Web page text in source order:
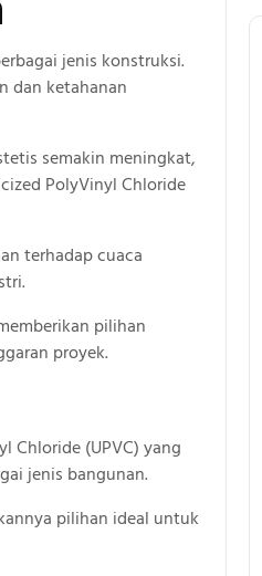
jenis konstruksi.
dan ketahanan
semakin meningkat,
PolyVinyl Chloride
terhadap cuaca
pilihan
proyek.
Chloride (UPVC) yang
jenis bangunan.
pilihan ideal untuk